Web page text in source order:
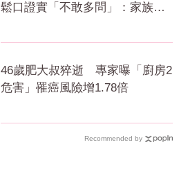
鬆口證實「不敢多問」：家族風
46歲肥大叔猝逝 專家曝「廚房2
危害」罹癌風險增1.78倍
Recommended by